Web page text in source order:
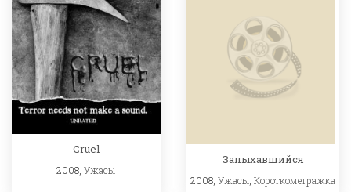
Cruel
2008,Ужасы
Запыхавшийся
2008,Ужасы ,Короткометражка